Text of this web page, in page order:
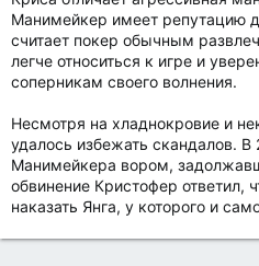
Манимейкер имеет репутацию
считает покер обычным
легче относиться к игре и
соперникам своего волнения.
Несмотря на хладнокровие и
удалось избежать скандалов.
Манимейкера вором,
обвинение Кристофер ответил,
наказать Янга, у которого и